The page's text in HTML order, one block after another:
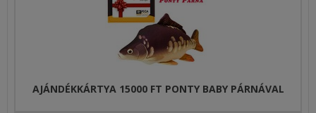
AJÁNDÉKKÁRTYA 15000 FT PONTY BABY PÁRNÁVAL